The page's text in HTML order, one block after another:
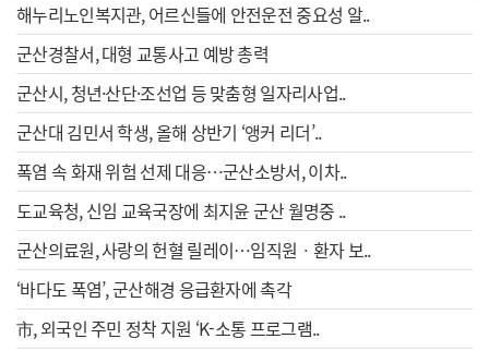
해누리노인복지관, 어르신들에 안전운전 중요성 알..
군산경찰서, 대형 교통사고 예방 총력
군산시, 청년·산단·조선업 등 맞춤형 일자리사업..
군산대 김민서 학생, 올해 상반기 ‘앵커 리더’..
폭염 속 화재 위험 선제 대응…군산소방서, 이차..
도교육청, 신임 교육국장에 최지윤 군산 월명중 ..
군산의료원, 사랑의 헌혈 릴레이…임직원ㆍ환자 보..
‘바다도 폭염’, 군산해경 응급환자에 촉각
市, 외국인 주민 정착 지원 ‘K-소통 프로그램..